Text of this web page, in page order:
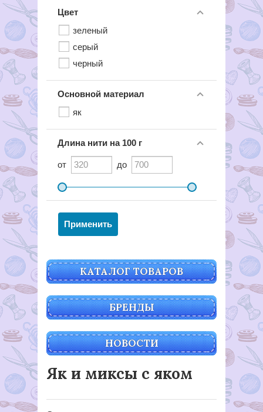
Цвет
зеленый
серый
черный
Основной материал
як
Длина нити на 100 г
от до
КАТАЛОГ ТОВАРОВ
БРЕНДЫ
НОВОСТИ
Як и миксы с яком